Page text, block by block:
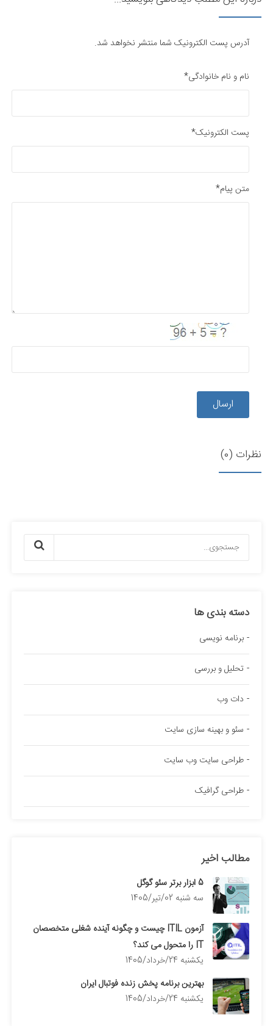
آدرس پست الکترونیک شما منتشر نخواهد شد.
نام و نام خانوادگی*
پست الکترونیک*
متن پیام*
ارسال
نظرات (0)
دسته بندی ها
برنامه نویسی
تحلیل و بررسی
دات وب
سئو و بهینه سازی سایت
طراحی سایت وب سایت
طراحی گرافیک
مطالب اخیر
5 ابزار برتر سئو گوگل
سه شنبه 02/تیر/1405
آزمون ITIL چیست و چگونه آینده شغلی متخصصان
IT را متحول می کند؟
يكشنبه 24/خرداد/1405
بهترین برنامه پخش زنده فوتبال ایران
يكشنبه 24/خرداد/1405